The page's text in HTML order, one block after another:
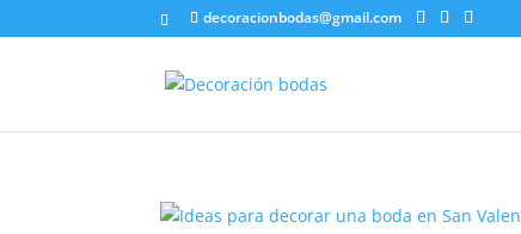
decoracionbodas@gmail.com